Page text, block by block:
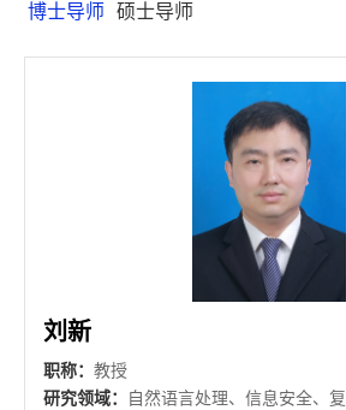
博士导师
硕士导师
刘新
职称： 教授
研究领域：
自然语言处理、信息安全、